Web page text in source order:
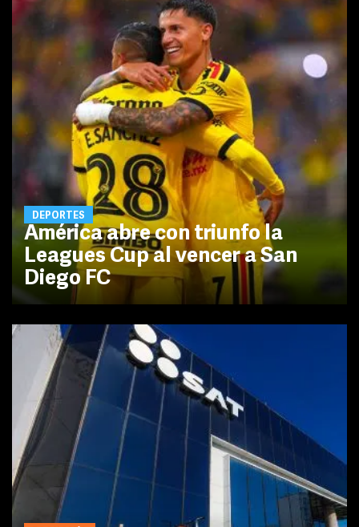
DEPORTES
América abre con triunfo la
Leagues Cup al vencer a San
Diego FC